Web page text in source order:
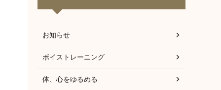
お知らせ
ボイストレーニング
体、心をゆるめる